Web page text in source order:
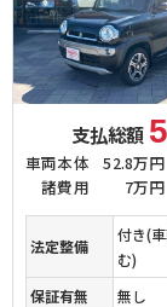
支払総額
車両本体
52.8万円
諸費用
7万円
法定整備
付き(
む)
保証有無
無し